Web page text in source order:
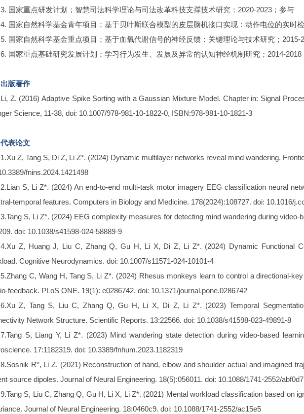
3. 国家重点研发计划；智慧司法科学理论与司法改革科技支撑技术研究；2020-2023；参与
4. 国家自然科学基金青年项目；基于贝叶斯联合模型的皮层脑机接口实现：动作电位的实时
5. 国家自然科学基金重点项目；基于血氧代谢信号的神经反馈：关键理论与技术研究；2015-
6. 国家重点基础研究发展计划；学习行为发生、发展及异常的认知神经机制研究；2014-2018
出版著作
Li, Z. (2016) Adaptive Spike Sorting with a Gaussian Mixture Model. Chapter in: Signal
Science, 11-38, doi: 10.1007/978-981-10-1822-0, ISBN:978-981-10-1821-3
代表论文
1.Xu Z, Tang S, Di Z, Li Z*. (2024) Dynamic multilayer networks reveal mind wandering.
fnins.2024.1421498
2.Lian S, Li Z*. (2024) An end-to-end multi-task motor imagery EEG classification neural
temporal features. Computers in Biology and Medicine. 178(2024):108727. doi: 10.1016/
3.Tang S, Li Z*. (2024) EEG complexity measures for detecting mind wandering during video-
doi: 10.1038/s41598-024-58889-9
4.Xu Z, Huang J, Liu C, Zhang Q, Gu H, Li X, Di Z, Li Z*. (2024) Dynamic Functional
Cognitive Neurodynamics. doi: 10.1007/s11571-024-10101-4
5.Zhang C, Wang H, Tang S, Li Z*. (2024) Rhesus monkeys learn to control a directional-
feedback. PLoS ONE. 19(1): e0286742. doi: 10.1371/journal.pone.0286742
6.Xu Z, Tang S, Liu C, Zhang Q, Gu H, Li X, Di Z, Li Z*. (2023) Temporal
Network Structure. Scientific Reports. 13:22566. doi: 10.1038/s41598-023-49891-8
7.Tang S, Liang Y, Li Z*. (2023) Mind wandering state detection during video-based
17:1182319. doi: 10.3389/fnhum.2023.1182319
8.Sosnik R*, Li Z. (2021) Reconstruction of hand, elbow and shoulder actual and imagined
source dipoles. Journal of Neural Engineering. 18(5):056011. doi: 10.1088/1741-2552/abf0d7
9.Tang S, Liu C, Zhang Q, Gu H, Li X, Li Z*. (2021) Mental workload classification based on
Journal of Neural Engineering. 18:0460c9. doi: 10.1088/1741-2552/ac15e5